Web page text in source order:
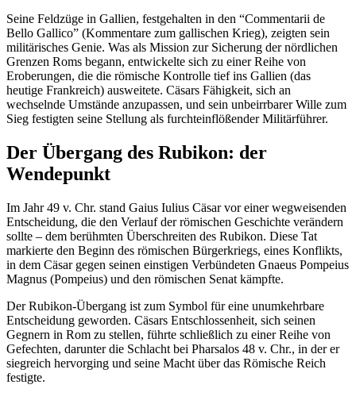
Seine Feldzüge in Gallien, festgehalten in den “Commentarii de
Bello Gallico” (Kommentare zum gallischen Krieg), zeigten sein
militärisches Genie. Was als Mission zur Sicherung der nördlichen
Grenzen Roms begann, entwickelte sich zu einer Reihe von
Eroberungen, die die römische Kontrolle tief ins Gallien (das
heutige Frankreich) ausweitete. Cäsars Fähigkeit, sich an
wechselnde Umstände anzupassen, und sein unbeirrbarer Wille zum
Sieg festigten seine Stellung als furchteinflößender Militärführer.
Der Übergang des Rubikon: der
Wendepunkt
Im Jahr 49 v. Chr. stand Gaius Iulius Cäsar vor einer wegweisenden
Entscheidung, die den Verlauf der römischen Geschichte verändern
sollte – dem berühmten Überschreiten des Rubikon. Diese Tat
markierte den Beginn des römischen Bürgerkriegs, eines Konflikts,
in dem Cäsar gegen seinen einstigen Verbündeten Gnaeus Pompeius
Magnus (Pompeius) und den römischen Senat kämpfte.
Der Rubikon-Übergang ist zum Symbol für eine unumkehrbare
Entscheidung geworden. Cäsars Entschlossenheit, sich seinen
Gegnern in Rom zu stellen, führte schließlich zu einer Reihe von
Gefechten, darunter die Schlacht bei Pharsalos 48 v. Chr., in der er
siegreich hervorging und seine Macht über das Römische Reich
festigte.